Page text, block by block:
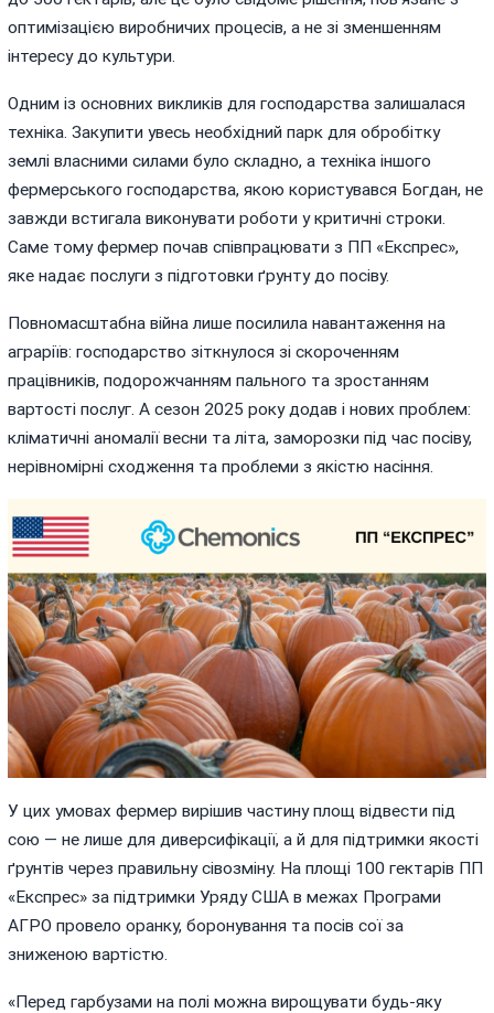
оптимізацією виробничих процесів, а не зі зменшенням
інтересу до культури.
Одним із основних викликів для господарства залишалася
техніка. Закупити увесь необхідний парк для обробітку
землі власними силами було складно, а техніка іншого
фермерського господарства, якою користувався Богдан, не
завжди встигала виконувати роботи у критичні строки.
Саме тому фермер почав співпрацювати з ПП «Експрес»,
яке надає послуги з підготовки ґрунту до посіву.
Повномасштабна війна лише посилила навантаження на
аграріїв: господарство зіткнулося зі скороченням
працівників, подорожчанням пального та зростанням
вартості послуг. А сезон 2025 року додав і нових проблем:
кліматичні аномалії весни та літа, заморозки під час посіву,
нерівномірні сходження та проблеми з якістю насіння.
У цих умовах фермер вирішив частину площ відвести під
сою — не лише для диверсифікації, а й для підтримки якості
ґрунтів через правильну сівозміну. На площі 100 гектарів ПП
«Експрес» за підтримки Уряду США в межах Програми
АГРО провело оранку, боронування та посів сої за
зниженою вартістю.
«Перед гарбузами на полі можна вирощувати будь-яку